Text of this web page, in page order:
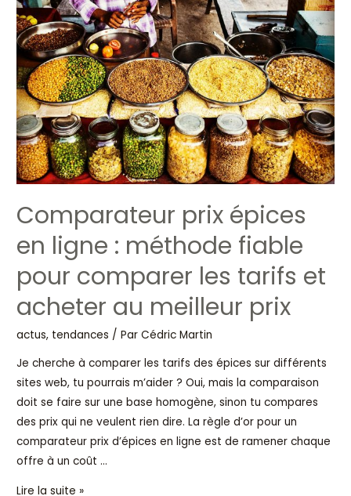
Comparateur prix épices
en ligne : méthode fiable
pour comparer les tarifs et
acheter au meilleur prix
actus, tendances / ParCédric Martin
Je cherche à comparer les tarifs des épices sur différents
sites web, tu pourrais m’aider ? Oui, mais la comparaison
doit se faire sur une base homogène, sinon tu compares
des prix qui ne veulent rien dire. La règle d’or pour un
comparateur prix d’épices en ligne est de ramener chaque
offre à un coût …
prix
épices
en
ligne
:
méthode
fiable
pour
comparer
les
tarifs
et
acheter
meilleur
prix
Lire la suite »